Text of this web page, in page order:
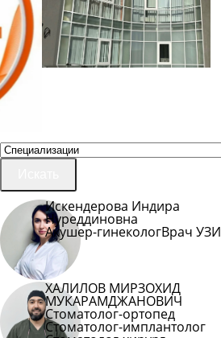
Искендерова Индира
Нуреддиновна
Акушер-гинекологВрач УЗИ
ХАЛИЛОВ МИРЗОХИД
МУКАРАМДЖАНОВИЧ
Стоматолог-ортопед
Стоматолог-имплантолог